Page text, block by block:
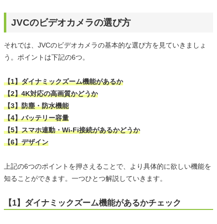
JVCのビデオカメラの選び方
それでは、JVCのビデオカメラの基本的な選び方を見ていきましょ
う。ポイントは下記の6つ。
【1】ダイナミックズーム機能があるか
【2】4K対応の高画質かどうか
【3】防塵・防水機能
【4】バッテリー容量
【5】スマホ連動・Wi-Fi接続があるかどうか
【6】デザイン
上記の6つのポイントを押さえることで、より具体的に欲しい機能を
知ることができます。一つひとつ解説していきます。
【1】ダイナミックズーム機能があるかチェック